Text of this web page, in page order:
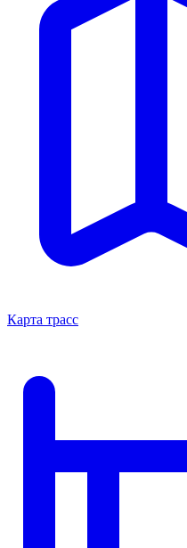
Карта трасс